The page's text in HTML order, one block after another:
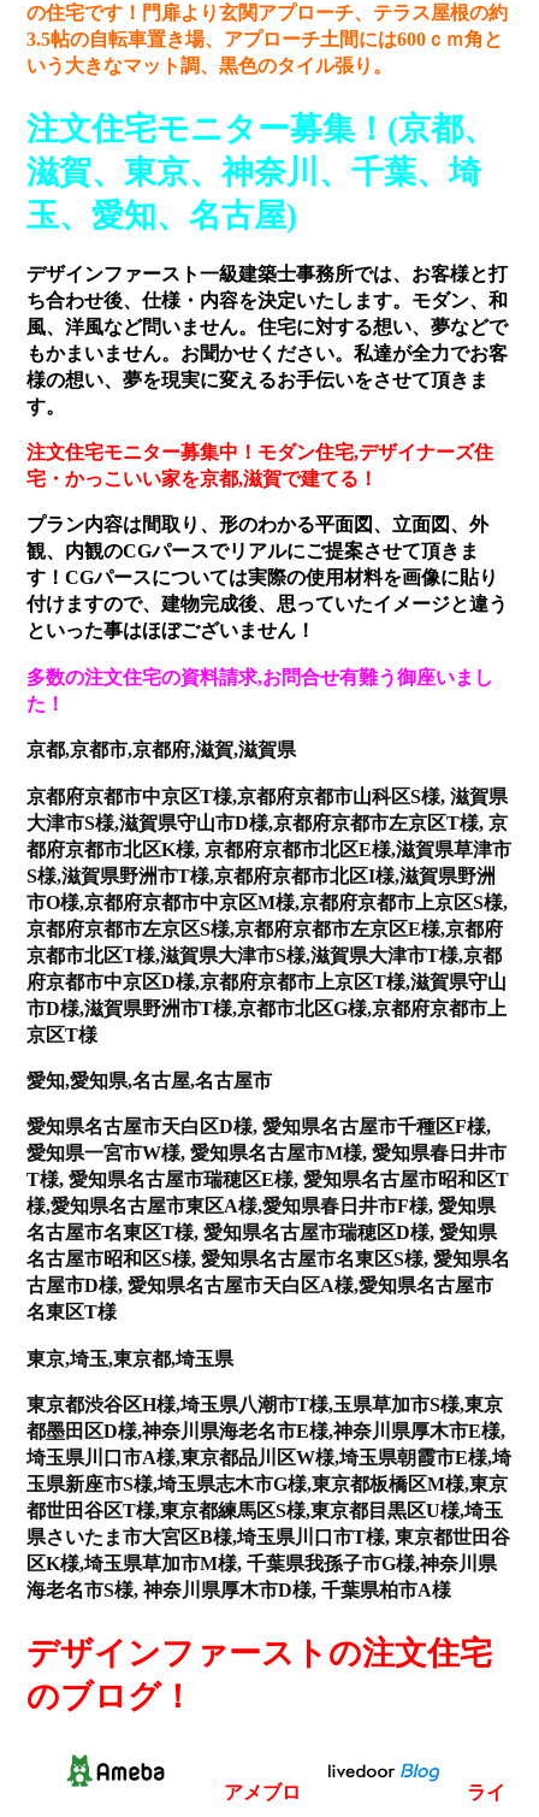
の住宅です！門扉より玄関アプローチ、テラス屋根の約
3.5帖の自転車置き場、アプローチ土間には600ｃｍ角と
いう大きなマット調、黒色のタイル張り。
注文住宅モニター募集！(京都、
滋賀、東京、神奈川、千葉、埼
玉、愛知、名古屋)
デザインファースト一級建築士事務所では、お客様と打
ち合わせ後、仕様・内容を決定いたします。モダン、和
風、洋風など問いません。住宅に対する想い、夢などで
もかまいません。お聞かせください。私達が全力でお客
様の想い、夢を現実に変えるお手伝いをさせて頂きま
す。
注文住宅モニター募集中！モダン住宅,デザイナーズ住
宅・かっこいい家を京都,滋賀で建てる！
プラン内容は間取り、形のわかる平面図、立面図、外
観、内観のCGパースでリアルにご提案させて頂きま
す！CGパースについては実際の使用材料を画像に貼り
付けますので、建物完成後、思っていたイメージと違う
といった事はほぼございません！
多数の注文住宅の資料請求,お問合せ有難う御座いまし
た！
京都,京都市,京都府,滋賀,滋賀県
京都府京都市中京区T様,京都府京都市山科区S様, 滋賀県
大津市S様,滋賀県守山市D様,京都府京都市左京区T様, 京
都府京都市北区K様, 京都府京都市北区E様,滋賀県草津市
S様,滋賀県野洲市T様,京都府京都市北区I様,滋賀県野洲
市O様,京都府京都市中京区M様,京都府京都市上京区S様,
京都府京都市左京区S様,京都府京都市左京区E様,京都府
京都市北区T様,滋賀県大津市S様,滋賀県大津市T様,京都
府京都市中京区D様,京都府京都市上京区T様,滋賀県守山
市D様,滋賀県野洲市T様,京都市北区G様,京都府京都市上
京区T様
愛知,愛知県,名古屋,名古屋市
愛知県名古屋市天白区D様, 愛知県名古屋市千種区F様,
愛知県一宮市W様, 愛知県名古屋市M様, 愛知県春日井市
T様, 愛知県名古屋市瑞穂区E様, 愛知県名古屋市昭和区T
様,愛知県名古屋市東区A様,愛知県春日井市F様, 愛知県
名古屋市名東区T様, 愛知県名古屋市瑞穂区D様, 愛知県
名古屋市昭和区S様, 愛知県名古屋市名東区S様, 愛知県名
古屋市D様, 愛知県名古屋市天白区A様,愛知県名古屋市
名東区T様
東京,埼玉,東京都,埼玉県
東京都渋谷区H様,埼玉県八潮市T様,玉県草加市S様,東京
都墨田区D様,神奈川県海老名市E様,神奈川県厚木市E様,
埼玉県川口市A様,東京都品川区W様,埼玉県朝霞市E様,埼
玉県新座市S様,埼玉県志木市G様,東京都板橋区M様,東京
都世田谷区T様,東京都練馬区S様,東京都目黒区U様,埼玉
県さいたま市‎大宮区B様,埼玉県川口市T様, 東京都世田谷
区K様,埼玉県草加市M様, 千葉県我孫子市G様,神奈川県
海老名市S様, 神奈川県厚木市D様, 千葉県柏市A様
デザインファーストの注文住宅
のブログ！
アメブロ ライ